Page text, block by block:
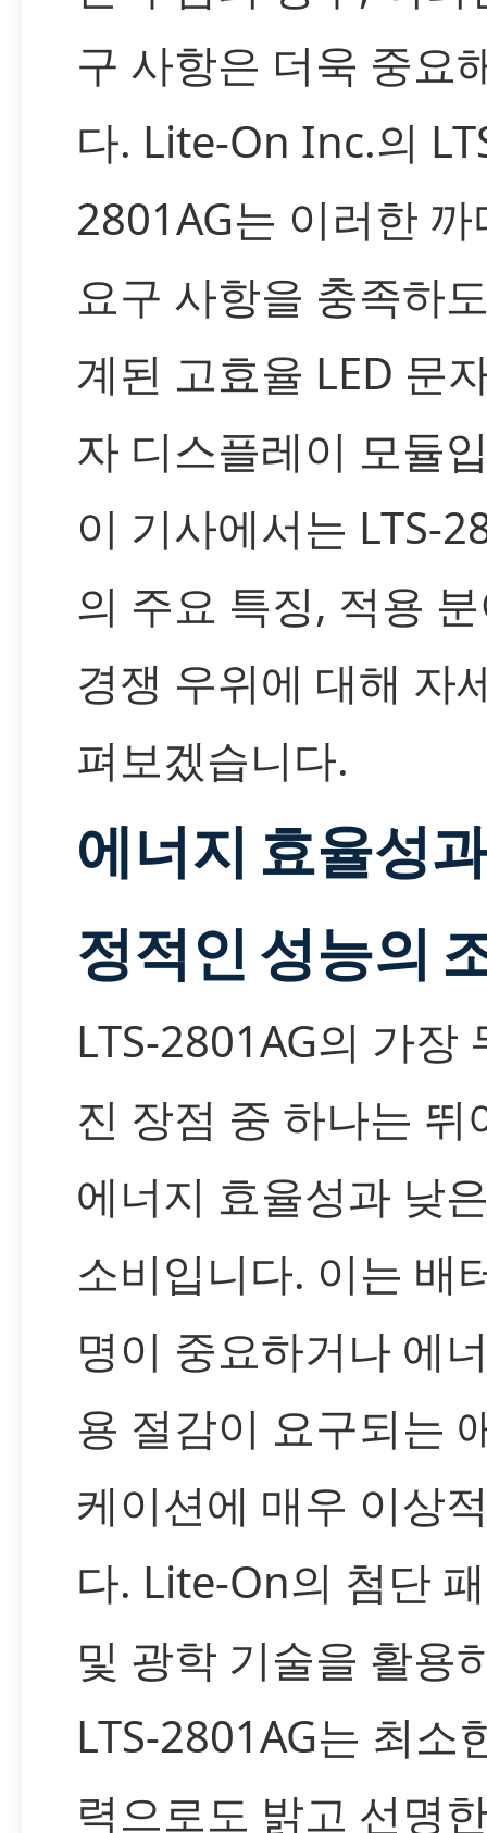
구 사항은 더욱 중요
다. Lite-On Inc.의
2801AG는 이러한
요구 사항을 충족하
계된 고효율 LED 문
자 디스플레이 모듈
이 기사에서는 LTS-
의 주요 특징, 적용
경쟁 우위에 대해 자
펴보겠습니다.
에너지 효율성
정적인 성능의
LTS-2801AG의 가장
진 장점 중 하나는 뛰
에너지 효율성과 낮
소비입니다. 이는 배
명이 중요하거나 에
용 절감이 요구되는
케이션에 매우 이상
다. Lite-On의 첨단
및 광학 기술을 활용
LTS-2801AG는 최소
력으로도 밝고 선명